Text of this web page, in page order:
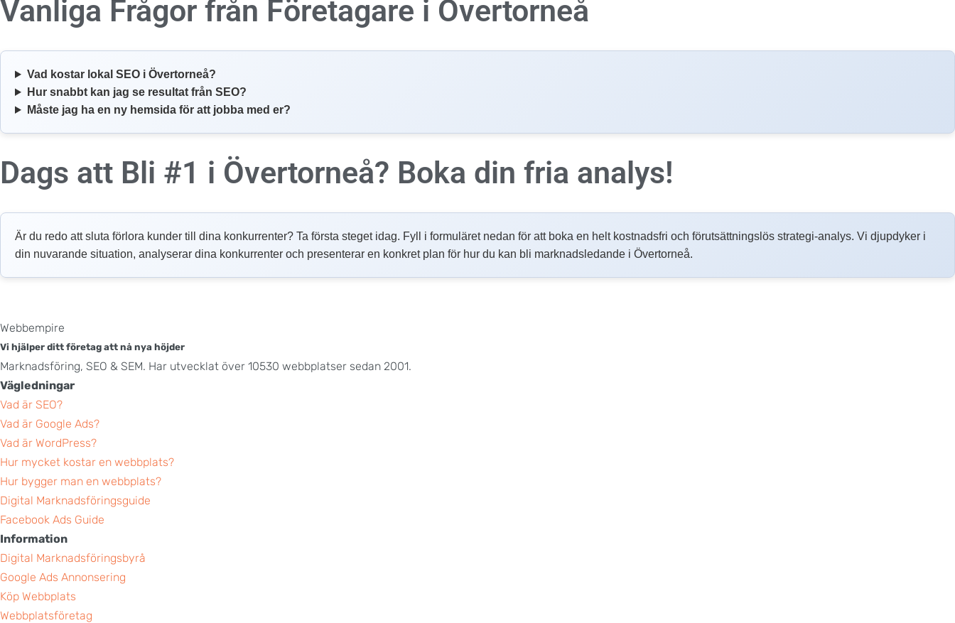
Vanliga Frågor från Företagare i Övertorneå
Vad kostar lokal SEO i Övertorneå?
Hur snabbt kan jag se resultat från SEO?
Måste jag ha en ny hemsida för att jobba med er?
Dags att Bli #1 i Övertorneå? Boka din fria analys!
Är du redo att sluta förlora kunder till dina konkurrenter? Ta första steget idag. Fyll i formuläret nedan för att boka en helt kostnadsfri och förutsättningslös strategi-analys. Vi djupdyker i
din nuvarande situation, analyserar dina konkurrenter och presenterar en konkret plan för hur du kan bli marknadsledande i Övertorneå.
Webbempire
Vi hjälper ditt företag att nå nya höjder
Marknadsföring, SEO & SEM. Har utvecklat över 10530 webbplatser sedan 2001.
Vägledningar
Vad är SEO?
Vad är Google Ads?
Vad är WordPress?
Hur mycket kostar en webbplats?
Hur bygger man en webbplats?
Digital Marknadsföringsguide
Facebook Ads Guide
Information
Digital Marknadsföringsbyrå
Google Ads Annonsering
Köp Webbplats
Webbplatsföretag